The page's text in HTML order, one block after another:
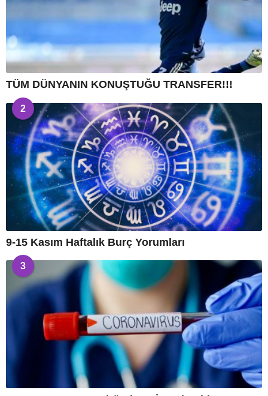
TÜM DÜNYANIN KONUŞTUĞU TRANSFER!!!
2
9-15 Kasım Haftalık Burç Yorumları
3